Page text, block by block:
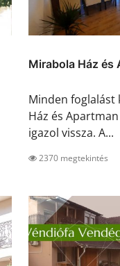
Mirabola Ház és
Minden foglalást
Ház és
igazol vissza. A...
2370 megtekintés